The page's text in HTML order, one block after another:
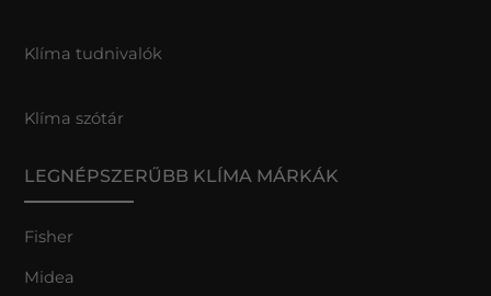
Klíma tudnivalók
Klíma szótár
LEGNÉPSZERŰBB KLÍMA MÁRKÁK
Fisher
Midea